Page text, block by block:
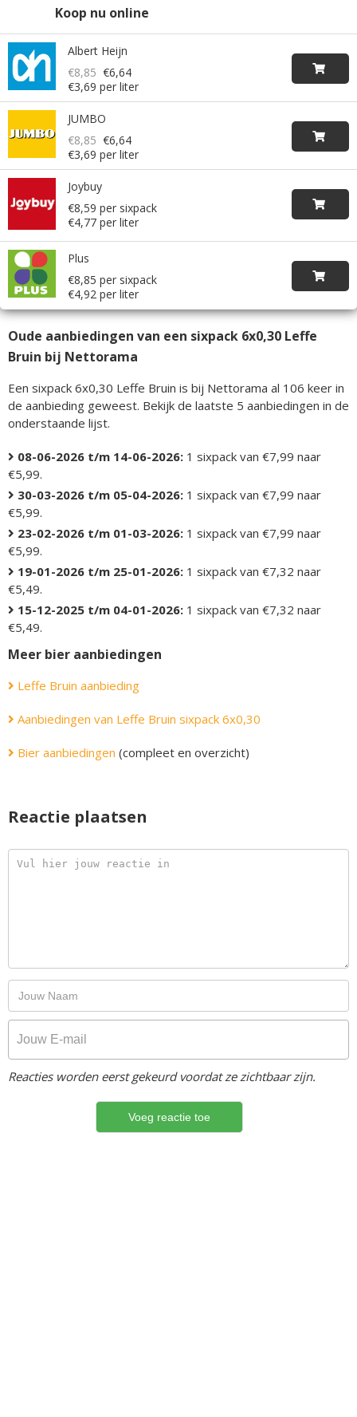
Koop nu online
Albert Heijn
€8,85 €6,64
€3,69 per liter
JUMBO
€8,85 €6,64
€3,69 per liter
Joybuy
€8,59 per sixpack
€4,77 per liter
Plus
€8,85 per sixpack
€4,92 per liter
Oude aanbiedingen van een sixpack 6x0,30 Leffe
Bruin bij Nettorama
Een sixpack 6x0,30 Leffe Bruin is bij Nettorama al 106 keer in
de aanbieding geweest. Bekijk de laatste 5 aanbiedingen in de
onderstaande lijst.
08-06-2026 t/m 14-06-2026: 1 sixpack van €7,99 naar
€5,99.
30-03-2026 t/m 05-04-2026: 1 sixpack van €7,99 naar
€5,99.
23-02-2026 t/m 01-03-2026: 1 sixpack van €7,99 naar
€5,99.
19-01-2026 t/m 25-01-2026: 1 sixpack van €7,32 naar
€5,49.
15-12-2025 t/m 04-01-2026: 1 sixpack van €7,32 naar
€5,49.
Meer bier aanbiedingen
Leffe Bruin aanbieding
Aanbiedingen van Leffe Bruin sixpack 6x0,30
Bier aanbiedingen (compleet en overzicht)
Reactie plaatsen
Reacties worden eerst gekeurd voordat ze zichtbaar zijn.